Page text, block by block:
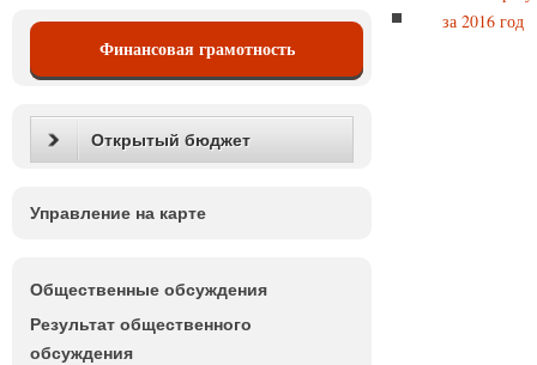
за 2016 год
Финансовая грамотность
Открытый бюджет
Управление на карте
Общественные обсуждения
Результат общественного
обсуждения